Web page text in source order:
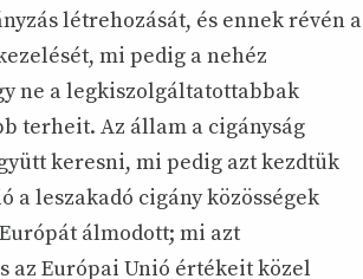
létrehozását, és ennek révén a
mi pedig a nehéz
ne a legkiszolgáltatottabbak
terheit. Az állam a cigányság
keresni, mi pedig azt kezdtük
a leszakadó cigány közösségek
álmodott; mi azt
az Európai Unió értékeit közel